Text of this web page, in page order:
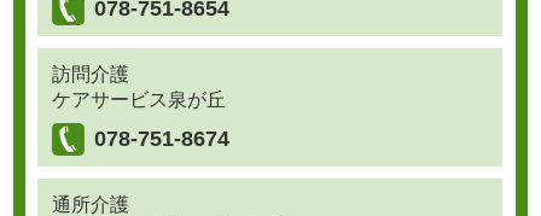
078-751-8654
訪問介護
ケアサービス泉が丘
078-751-8674
通所介護